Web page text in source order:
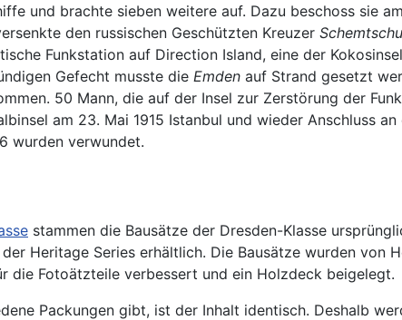
und brachte sieben weitere auf. Dazu beschoss sie
den russischen Geschützten Kreuzer
Funkstation auf Direction Island, eine der
Gefecht musste die Emden auf Strand gesetzt
50 Mann, die auf der Insel zur Zerstörung der
am 23. Mai 1915 Istanbul und wieder Anschluss
wurden verwundet.
stammen die Bausätze der Dresden-Klasse
Heritage Series erhältlich. Die Bausätze wurden von
die Fotoätzteile verbessert und ein Holzdeck beigelegt.
Packungen gibt, ist der Inhalt identisch. Deshalb